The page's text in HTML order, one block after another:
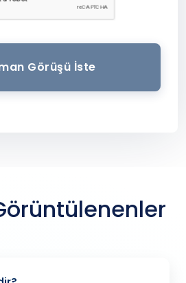
Görüşü İste